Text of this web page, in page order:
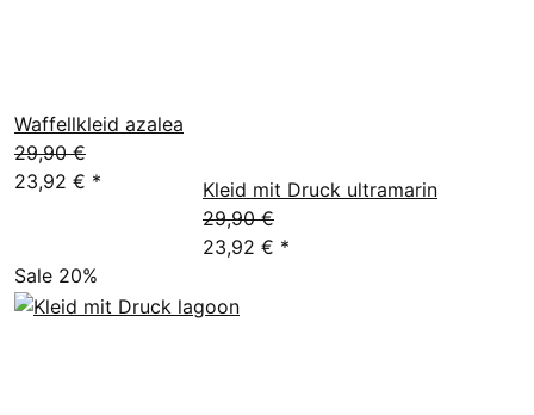
Waffellkleid azalea
29,90 €
23,92 € *
Kleid mit Druck ultramarin
29,90 €
23,92 € *
Sale 20%